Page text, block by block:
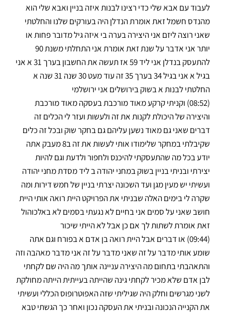
לעבוד עם אבא שלי כדי רצינו לבנות איזה בניין ואבא שלי הוא
מהנדס חשמל זאת אומרת הנדלן היה בעורקים שלנו והחלטתי
שאני רוצה ליזם אני היצירה בערה בי איזה גיל מדובר פחות או
יותר אני אדבר על שנת זאת אומרת אני התחלתי משנת 90
להתעסק בנדלן אני ליד 59 אז תעשה את החשבון בערך 31 א אני
בגיל א אני בגיל 34 בערך 35 זה עוד מעט 30 שנה 31 שנה א
החלטתי לבנות א בשוק בירושלים אני ירושלמי
(08:52) וקניתי קרקע מאוד מורכבת בעסקה מאוד מורכבת
והיצירה של היכולת לקנות את זה ולעשות ועזר לי הכלים זה
דברים שאני גם מאוד נשען עליהם גם בחקר שוק ובכל זה כלים
שקיבלתי במחקר שלימודו אותי לעשות את זה ב8 מעבק אתה
יודע בכל מה שהתעסקתי להיכנס ולחפור ולדעת וגם להיות
יצירתי ובניתי בניין בשוק במחני יהודה ב ליד מסדת מחני יהודה
ועשיתי יש מעין מגן ועד השכונה יצרתי בניין של חמש דירות ומה
שקרה לי בימים האלה שבניתי את הפרויקט היית רואה אותי היית
חושב שאני על סמים אני בחיים לא נגעתי בסמים לא באלכוהול
זאת אומרת לשתות לך אם כן אבל לא הייתי שיכור
(09:44) או דברים אבל היית רואה בן אדם א בפורח וגם אתה
שומע אותי מדבר על זה שאני מדבר על זה אני מדבר מאהבה וזה
והתאהבתי בתחום מה היצירה עניינה אותך מה היה שם לקחתי
לבן אדם שלא מכיר לקחתי גינה שהייתה בעייתית הייתה מחולקת
לשני מגרשים וחלק היה שגיליתי שזה האפוטרופוס הכללי ועשיתי
את הקנייה הנכונה ובניתי את העסקה נכון ואחר כך הגשתי טבא